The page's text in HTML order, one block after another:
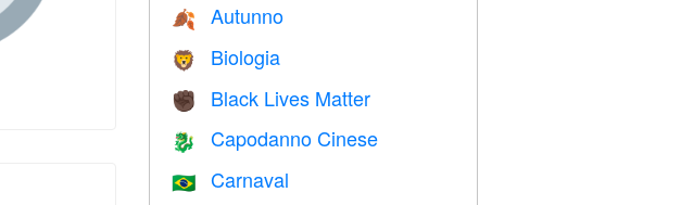
🍂 Autunno
🦁 Biologia
✊🏿 Black Lives Matter
🐉 Capodanno Cinese
🇧🇷 Carnaval